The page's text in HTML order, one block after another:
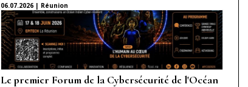
06.07.2026 | Réunion
Le premier Forum de la Cybersécurité de l'Océan